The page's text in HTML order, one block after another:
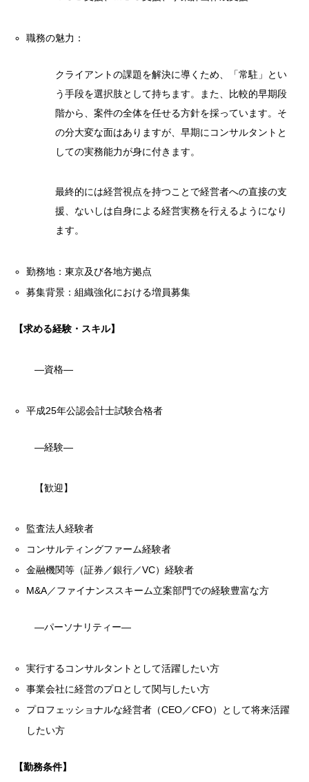
職務の魅力：
クライアントの課題を解決に導くため、「常駐」とい
う手段を選択肢として持ちます。また、比較的早期段
階から、案件の全体を任せる方針を採っています。そ
の分大変な面はありますが、早期にコンサルタントと
しての実務能力が身に付きます。
最終的には経営視点を持つことで経営者への直接の支
援、ないしは自身による経営実務を行えるようになり
ます。
勤務地：東京及び各地方拠点
募集背景：組織強化における増員募集
【求める経験・スキル】
―資格―
平成25年公認会計士試験合格者
―経験―
【歓迎】
監査法人経験者
コンサルティングファーム経験者
金融機関等（証券／銀行／VC）経験者
M&A／ファイナンススキーム立案部門での経験豊富な方
―パーソナリティー―
実行するコンサルタントとして活躍したい方
事業会社に経営のプロとして関与したい方
プロフェッショナルな経営者（CEO／CFO）として将来活躍
したい方
【勤務条件】